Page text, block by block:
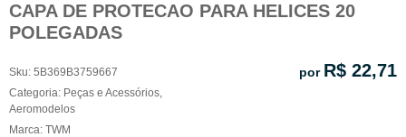
CAPA DE PROTECAO PARA HELICES 20
POLEGADAS
Sku: 5B369B3759667
Categoria: Peças e Acessórios
Aeromodelos
Marca: TWM
por R$ 22,71